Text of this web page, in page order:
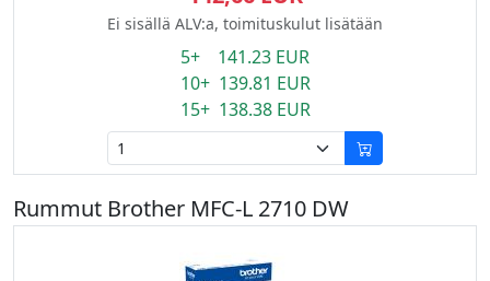
Ei sisällä ALV:a, toimituskulut lisätään
5+ 141.23 EUR
10+ 139.81 EUR
15+ 138.38 EUR
Rummut Brother MFC-L 2710 DW